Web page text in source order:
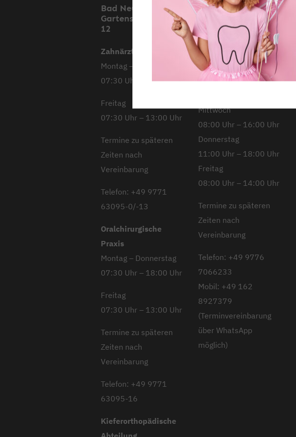
Bad Neustadt,
Gartenstraße 11 &
12
Zahnärztliche Praxis
Montag – Donnerstag
07:30 Uhr – 18:00 Uhr
Freitag
07:30 Uhr – 13:00 Uhr
Termine zu späteren
Zeiten nach
Vereinbarung
Telefon: +49 9771
63095-0/-13
Oralchirurgische
Praxis
Montag – Donnerstag
07:30 Uhr – 18:00 Uhr
Freitag
07:30 Uhr – 13:00 Uhr
Termine zu späteren
Zeiten nach
Vereinbarung
Telefon: +49 9771
63095-16
Kieferorthopädische
Mellrichstadt,
Stockheimer
Straße 12
Montag
08:00 Uhr – 14:00 Uhr
Dienstag
Mittwoch
08:00 Uhr – 16:00 Uhr
Donnerstag
11:00 Uhr – 18:00 Uhr
Freitag
08:00 Uhr – 14:00 Uhr
Termine zu späteren
Zeiten nach
Vereinbarung
Telefon: +49 9776
7066233
Mobil: +49 162
8927379
(Terminvereinbarung
über WhatsApp
möglich)